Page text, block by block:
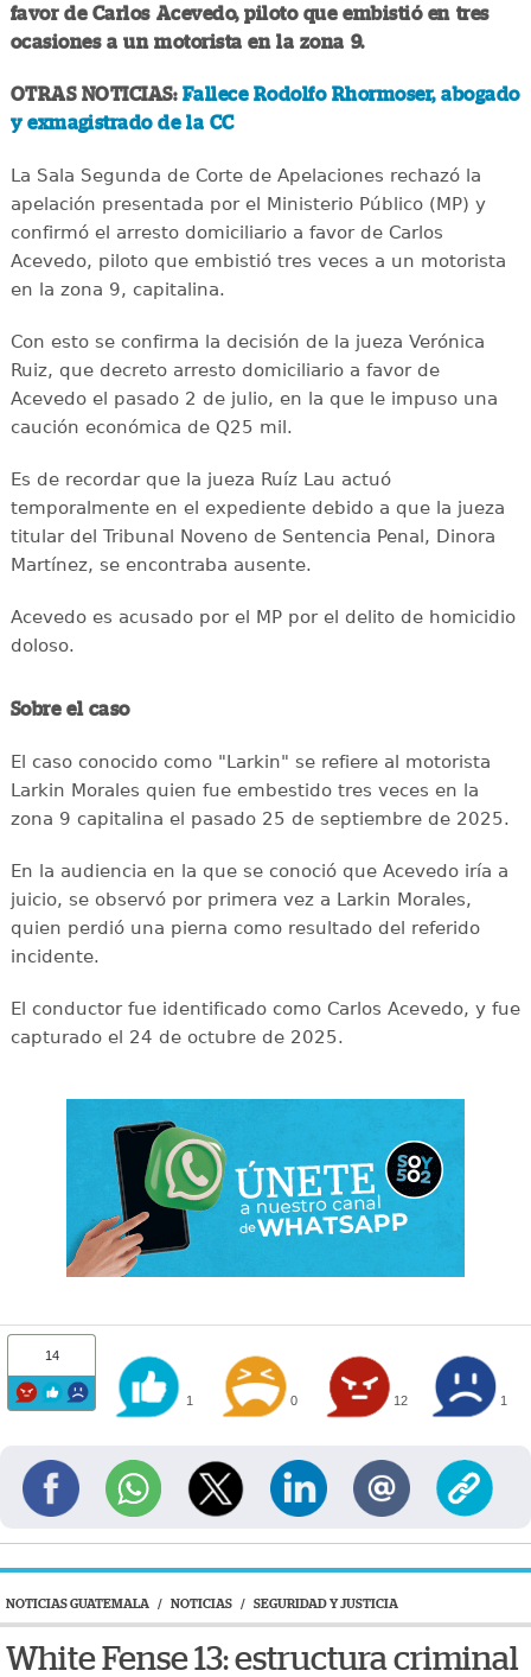
favor de Carlos Acevedo, piloto que embistió en tres
ocasiones a un motorista en la zona 9.
OTRAS NOTICIAS: Fallece Rodolfo Rhormoser, abogado
y exmagistrado de la CC
La Sala Segunda de Corte de Apelaciones rechazó la
apelación presentada por el Ministerio Público (MP) y
confirmó el arresto domiciliario a favor de Carlos
Acevedo, piloto que embistió tres veces a un motorista
en la zona 9, capitalina.
Con esto se confirma la decisión de la jueza Verónica
Ruiz, que decreto arresto domiciliario a favor de
Acevedo el pasado 2 de julio, en la que le impuso una
caución económica de Q25 mil.
Es de recordar que la jueza Ruíz Lau actuó
temporalmente en el expediente debido a que la jueza
titular del Tribunal Noveno de Sentencia Penal, Dinora
Martínez, se encontraba ausente.
Acevedo es acusado por el MP por el delito de homicidio
doloso.
Sobre el caso
El caso conocido como "Larkin" se refiere al motorista
Larkin Morales quien fue embestido tres veces en la
zona 9 capitalina el pasado 25 de septiembre de 2025.
En la audiencia en la que se conoció que Acevedo iría a
juicio, se observó por primera vez a Larkin Morales,
quien perdió una pierna como resultado del referido
incidente.
El conductor fue identificado como Carlos Acevedo, y fue
capturado el 24 de octubre de 2025.
14
1 0 12 1
NOTICIAS GUATEMALA / NOTICIAS / SEGURIDAD Y JUSTICIA
White Fense 13: estructura criminal